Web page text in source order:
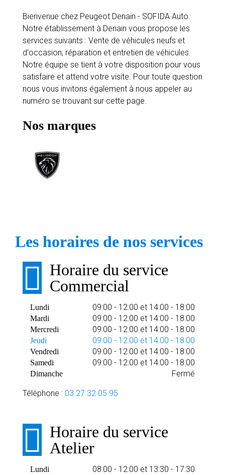
Bienvenue chez Peugeot Denain - SOFIDA Auto.
Notre établissement à Denain vous propose les
services suivants : Vente de véhicules neufs et
d'occasion, réparation et entretien de véhicules.
Notre équipe se tient à votre disposition pour vous
satisfaire et attend votre visite. Pour toute question
nous vous invitons également à nous appeler au
numéro se trouvant sur cette page.
Nos marques
Les horaires de nos services
Horaire du service
Commercial
Lundi 09:00 - 12:00 et 14:00 - 18:00
Mardi 09:00 - 12:00 et 14:00 - 18:00
Mercredi 09:00 - 12:00 et 14:00 - 18:00
Jeudi 09:00 - 12:00 et 14:00 - 18:00
Vendredi 09:00 - 12:00 et 14:00 - 18:00
Samedi 09:00 - 12:00 et 14:00 - 18:00
Dimanche Fermé
Téléphone : 03 27 32 05 95
Horaire du service
Atelier
Lundi 08:00 - 12:00 et 13:30 - 17:30